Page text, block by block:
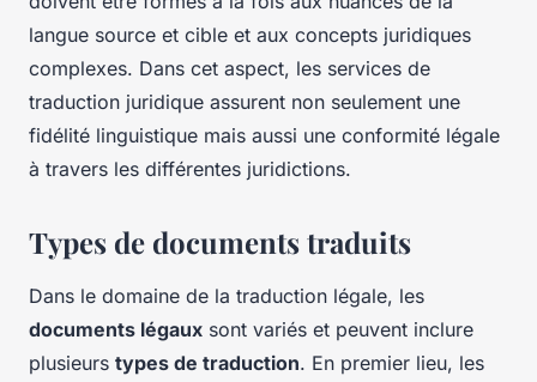
langue source et cible et aux concepts juridiques
complexes. Dans cet aspect, les services de
traduction juridique assurent non seulement une
fidélité linguistique mais aussi une conformité légale
à travers les différentes juridictions.
Types de documents traduits
Dans le domaine de la traduction légale, les
documents légaux sont variés et peuvent inclure
plusieurs types de traduction. En premier lieu, les